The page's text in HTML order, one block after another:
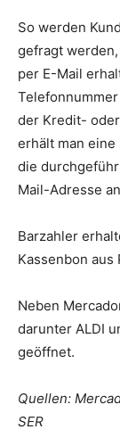
So werden
gefragt
per E-Mail
der Kredit-
erhält man eine
die
Mail-Adresse
Barzahler
Kassenbon aus
Neben
darunter ALDI
geöffnet.
Quellen:
SER